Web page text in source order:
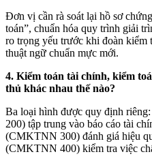
Đơn vị cần rà soát lại hồ sơ
toán”, chuẩn hóa quy trình giải
ro trọng yếu trước khi đoàn kiểm
thuật ngữ chuẩn mực mới.
4. Kiểm toán tài chính, kiểm
thủ khác nhau thế nào?
Ba loại hình được quy định
200) tập trung vào báo cáo tài
(CMKTNN 300) đánh giá hiệu
(CMKTNN 400) kiểm tra việc